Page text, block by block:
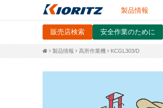
製品情報
販売店検索 安全作業のために
製品情報 高所作業機 KCGL303/D